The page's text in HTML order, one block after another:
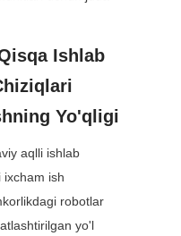
Ishlab
Yo'qligi
aqlli ishlab
ixcham ish
robotlar
yo'l